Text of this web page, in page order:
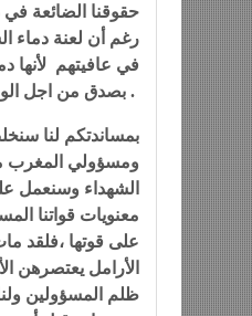
حقوقنا الضائعة في
رغم أن لعنة دماء
في عافيتهم لأنها
بصدق من اجل الوطن .
بمساندتكم لنا
ومسؤولي المغرب
الشهداء وسنعمل
معنويات قواتنا
على قوتها ،فلقد
الأرامل يعتصرهن
ظلم المسؤولين